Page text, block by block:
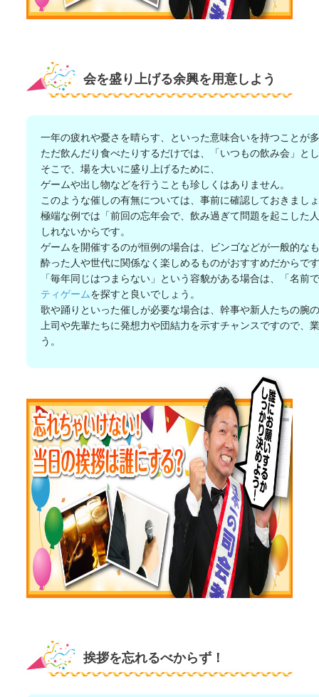
会を盛り上げる余興を用意しよう
一年の疲れや憂さを晴らす、といった意味合いを持つことが
ただ飲んだり食べたりするだけでは、「いつもの飲み会」と
そこで、場を大いに盛り上げるために、
ゲームや出し物などを行うことも珍しくはありません。
このような催しの有無については、事前に確認しておきまし
極端な例では「前回の忘年会で、飲み過ぎて問題を起こした
しれないからです。
ゲームを開催するのが恒例の場合は、ビンゴなどが一般的な
酔った人や世代に関係なく楽しめるものがおすすめだからで
「毎年同じはつまらない」という容貌がある場合は、「名前
ティゲームを探すと良いでしょう。
歌や踊りといった催しが必要な場合は、幹事や新人たちの腕
上司や先輩たちに発想力や団結力を示すチャンスですので、
う。
挨拶を忘れるべからず！